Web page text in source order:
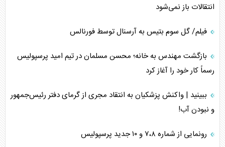
انتقالات باز نمی‌شود
فیلم/ گل سوم بتیس به آرسنال توسط فورنالس
بازگشت مهندس به خانه؛ محسن مسلمان در تیم امید پرسپولیس
رسماً کار خود را آغاز کرد
ببینید | واکنش پزشکیان به انتقاد مجری از گرمای دفتر رئیس‌جمهور
و نبودن آب!
رونمایی از شماره ۷،۸ و ۱۰ جدید پرسپولیس